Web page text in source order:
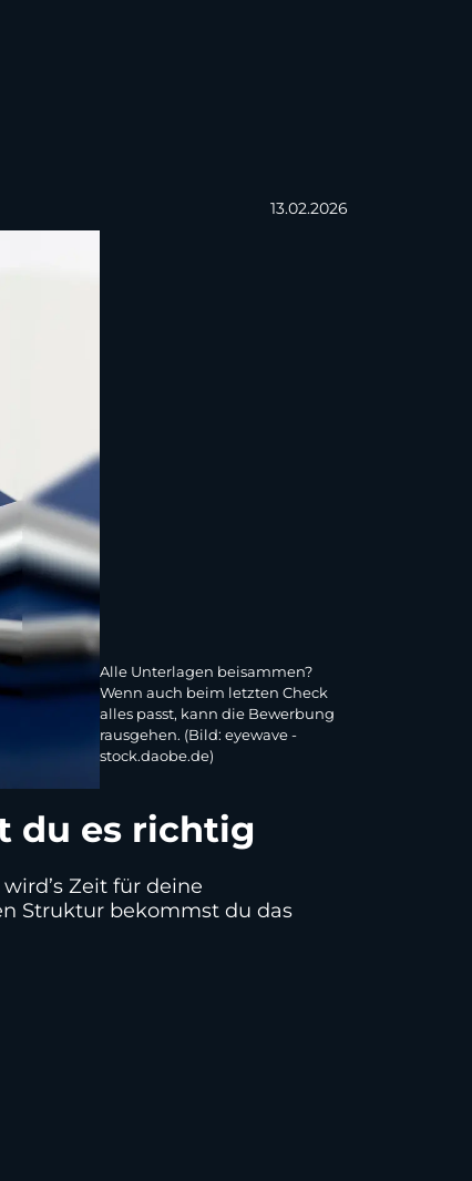
13.02.2026
Alle Unterlagen beisammen?
Wenn auch beim letzten Check
alles passt, kann die Bewerbung
rausgehen. (Bild: eyewave -
stock.daobe.de)
du es richtig
Zeit für deine
Struktur bekommst du das